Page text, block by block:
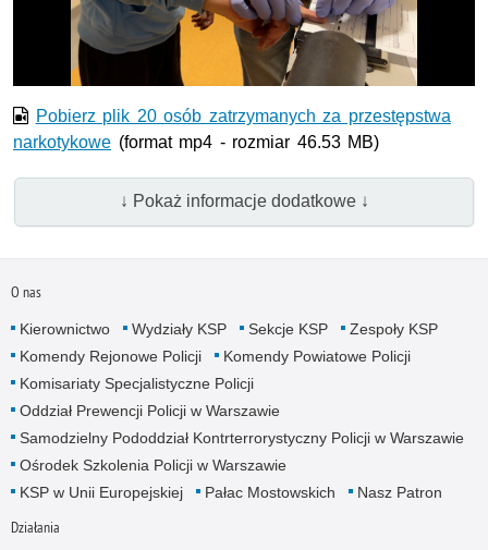
wideo
Pobierz plik 20 osób zatrzymanych za przestępstwa
narkotykowe (format mp4 - rozmiar 46.53 MB)
↓ Pokaż informacje dodatkowe ↓
O nas
Kierownictwo Wydziały KSP Sekcje KSP
Zespoły KSP
Komendy Rejonowe Policji
Komendy Powiatowe Policji
Komisariaty Specjalistyczne Policji
Oddział Prewencji Policji w Warszawie
Samodzielny Pododdział Kontrterrorystyczny Policji w Warszawie
Ośrodek Szkolenia Policji w Warszawie
KSP w Unii Europejskiej
Pałac Mostowskich Nasz Patron
Działania